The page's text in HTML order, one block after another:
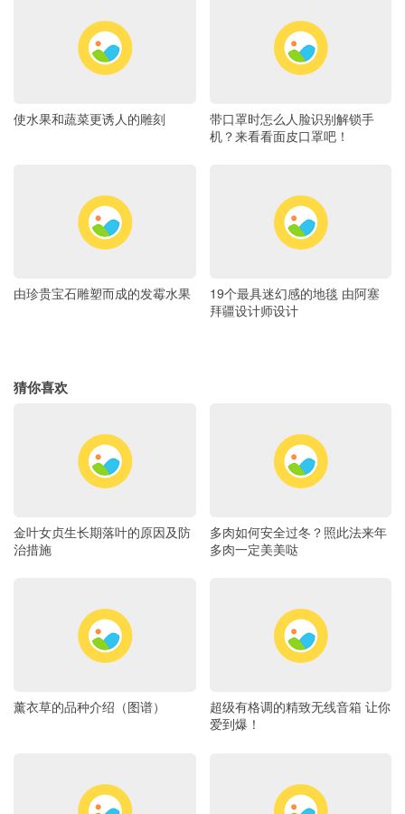
使水果和蔬菜更诱人的雕刻
带口罩时怎么人脸识别解锁手
机？来看看面皮口罩吧！
由珍贵宝石雕塑而成的发霉水果
19个最具迷幻感的地毯 由阿塞
拜疆设计师设计
猜你喜欢
金叶女贞生长期落叶的原因及防
治措施
多肉如何安全过冬？照此法来年
多肉一定美美哒
薰衣草的品种介绍（图谱）
超级有格调的精致无线音箱 让你
爱到爆！